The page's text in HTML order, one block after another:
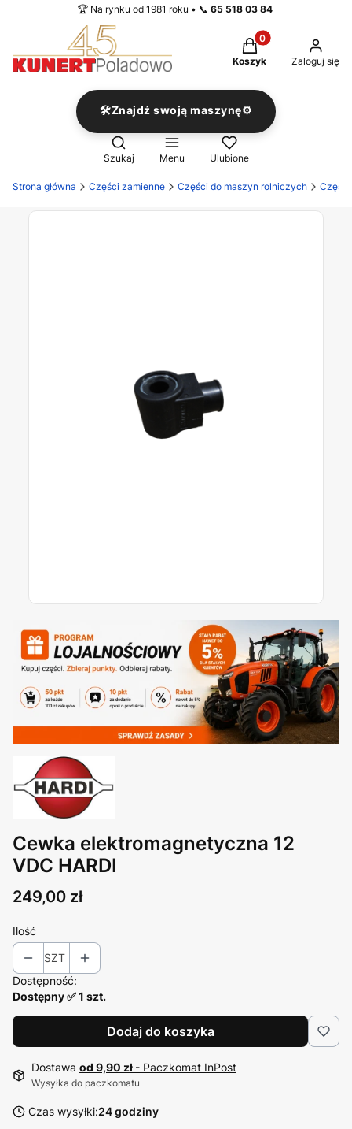
🏆 Na rynku od 1981 roku • 📞 65 518 03 84
Produkty w
Koszyk Zaloguj się
🛠️Znajdź swoją maszynę⚙️
Otwórz wyszukiwarkę
Szukaj Menu Ulubione
Strona główna Części zamienne Części do maszyn rolniczych
Cewka elektromagnetyczna 12
VDC HARDI
Cena
249,00 zł
Ilość
SZT
Dostępność:
Dostępny ✅ 1 szt.
Dodaj do koszyka
Dostawa od 9,90 zł - Paczkomat InPost
Wysyłka do paczkomatu
Czas wysyłki:24 godziny